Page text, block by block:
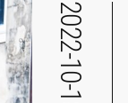
2022-10-18